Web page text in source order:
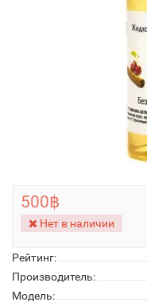
Рейтинг:
Производитель:
Модель:
500฿
Нет в наличии